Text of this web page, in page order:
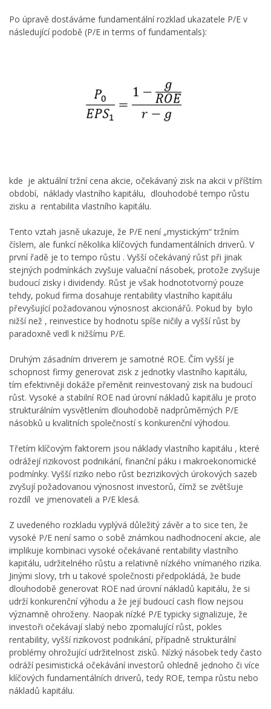
Po úpravě dostáváme fundamentální rozklad ukazatele P/E v
následující podobě (P/E in terms of fundamentals):
kde je aktuální tržní cena akcie, očekávaný zisk na akcii v příštím
období, náklady vlastního kapitálu, dlouhodobé tempo růstu
zisku a rentabilita vlastního kapitálu.
Tento vztah jasně ukazuje, že P/E není „mystickým“ tržním
číslem, ale funkcí několika klíčových fundamentálních driverů. V
první řadě je to tempo růstu . Vyšší očekávaný růst při jinak
stejných podmínkách zvyšuje valuační násobek, protože zvyšuje
budoucí zisky i dividendy. Růst je však hodnototvorný pouze
tehdy, pokud firma dosahuje rentability vlastního kapitálu
převyšující požadovanou výnosnost akcionářů. Pokud by bylo
nižší než , reinvestice by hodnotu spíše ničily a vyšší růst by
paradoxně vedl k nižšímu P/E.
Druhým zásadním driverem je samotné ROE. Čím vyšší je
schopnost firmy generovat zisk z jednotky vlastního kapitálu,
tím efektivněji dokáže přeměnit reinvestovaný zisk na budoucí
růst. Vysoké a stabilní ROE nad úrovní nákladů kapitálu je proto
strukturálním vysvětlením dlouhodobě nadprůměrných P/E
násobků u kvalitních společností s konkurenční výhodou.
Třetím klíčovým faktorem jsou náklady vlastního kapitálu , které
odrážejí rizikovost podnikání, finanční páku i makroekonomické
podmínky. Vyšší riziko nebo růst bezrizikových úrokových sazeb
zvyšují požadovanou výnosnost investorů, čímž se zvětšuje
rozdíl ve jmenovateli a P/E klesá.
Z uvedeného rozkladu vyplývá důležitý závěr a to sice ten, že
vysoké P/E není samo o sobě známkou nadhodnocení akcie, ale
implikuje kombinaci vysoké očekávané rentability vlastního
kapitálu, udržitelného růstu a relativně nízkého vnímaného rizika.
Jinými slovy, trh u takové společnosti předpokládá, že bude
dlouhodobě generovat ROE nad úrovní nákladů kapitálu, že si
udrží konkurenční výhodu a že její budoucí cash flow nejsou
významně ohroženy. Naopak nízké P/E typicky signalizuje, že
investoři očekávají slabý nebo zpomalující růst, pokles
rentability, vyšší rizikovost podnikání, případně strukturální
problémy ohrožující udržitelnost zisků. Nízký násobek tedy často
odráží pesimistická očekávání investorů ohledně jednoho či více
klíčových fundamentálních driverů, tedy ROE, tempa růstu nebo
nákladů kapitálu.